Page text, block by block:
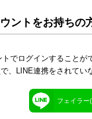
ントをお持ちの
でログインすることが
、LINE連携をされて
フェイラー